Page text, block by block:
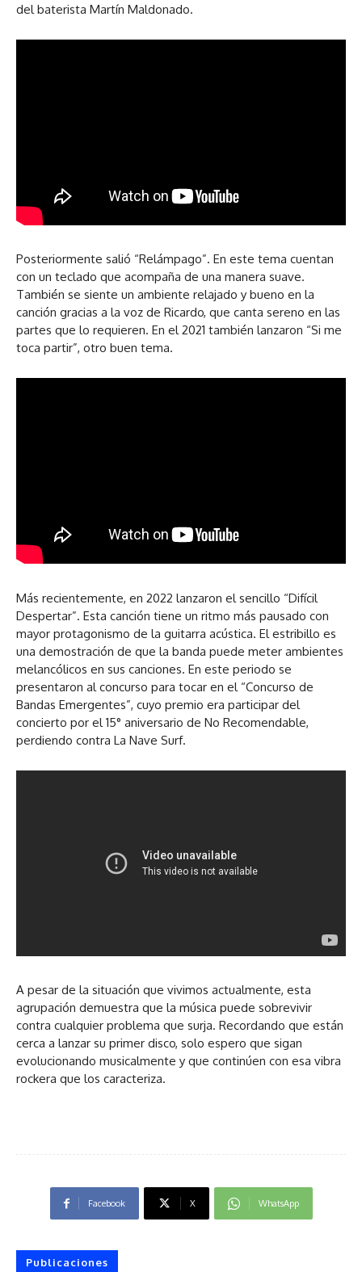
del baterista Martín Maldonado.
Posteriormente salió “Relámpago”. En este tema cuentan
con un teclado que acompaña de una manera suave.
También se siente un ambiente relajado y bueno en la
canción gracias a la voz de Ricardo, que canta sereno en las
partes que lo requieren. En el 2021 también lanzaron “Si me
toca partir”, otro buen tema.
Más recientemente, en 2022 lanzaron el sencillo “Difícil
Despertar”. Esta canción tiene un ritmo más pausado con
mayor protagonismo de la guitarra acústica. El estribillo es
una demostración de que la banda puede meter ambientes
melancólicos en sus canciones. En este periodo se
presentaron al concurso para tocar en el “Concurso de
Bandas Emergentes”, cuyo premio era participar del
concierto por el 15° aniversario de No Recomendable,
perdiendo contra La Nave Surf.
A pesar de la situación que vivimos actualmente, esta
agrupación demuestra que la música puede sobrevivir
contra cualquier problema que surja. Recordando que están
cerca a lanzar su primer disco, solo espero que sigan
evolucionando musicalmente y que continúen con esa vibra
rockera que los caracteriza.
Facebook X WhatsApp
Publicaciones